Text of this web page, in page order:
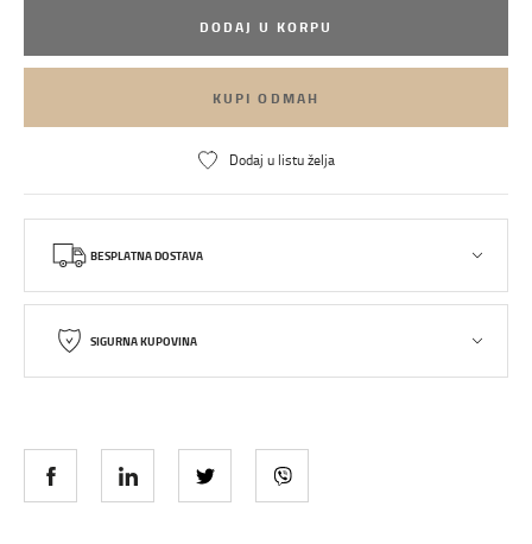
DODAJ U KORPU
KUPI ODMAH
Dodaj u listu želja
BESPLATNA DOSTAVA
SIGURNA KUPOVINA